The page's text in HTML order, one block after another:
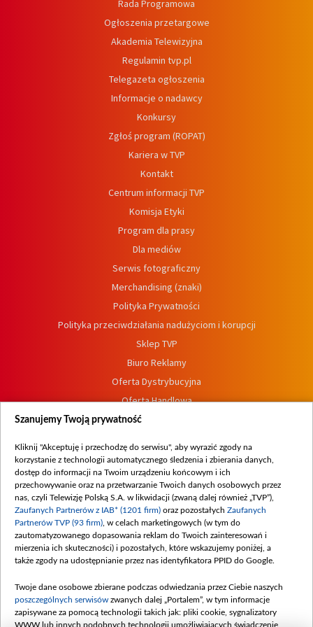
Rada Programowa
Ogłoszenia przetargowe
Akademia Telewizyjna
Regulamin tvp.pl
Telegazeta ogłoszenia
Informacje o nadawcy
Konkursy
Zgłoś program (ROPAT)
Kariera w TVP
Kontakt
Centrum informacji TVP
Komisja Etyki
Program dla prasy
Dla mediów
Serwis fotograficzny
Merchandising (znaki)
Polityka Prywatności
Polityka przeciwdziałania nadużyciom i korupcji
Sklep TVP
Biuro Reklamy
Oferta Dystrybucyjna
Oferta Handlowa
Dostępność
Procedura zgłoszeń wewnętrznych
Szanujemy Twoją prywatność
Kliknij "Akceptuję i przechodzę do serwisu", aby wyrazić zgody na
korzystanie z technologii automatycznego śledzenia i zbierania danych,
dostęp do informacji na Twoim urządzeniu końcowym i ich
przechowywanie oraz na przetwarzanie Twoich danych osobowych przez
nas, czyli Telewizję Polską S.A. w likwidacji (zwaną dalej również „TVP”),
Zaufanych Partnerów z IAB* (1201 firm) oraz pozostałych Zaufanych
Partnerów TVP (93 firm) , w celach marketingowych (w tym do
zautomatyzowanego dopasowania reklam do Twoich zainteresowań i
mierzenia ich skuteczności) i pozostałych, które wskazujemy poniżej, a
także zgody na udostępnianie przez nas identyfikatora PPID do Google.
Twoje dane osobowe zbierane podczas odwiedzania przez Ciebie naszych
poszczególnych serwisów zwanych dalej „Portalem”, w tym informacje
zapisywane za pomocą technologii takich jak: pliki cookie, sygnalizatory
WWW lub innych podobnych technologii umożliwiających świadczenie